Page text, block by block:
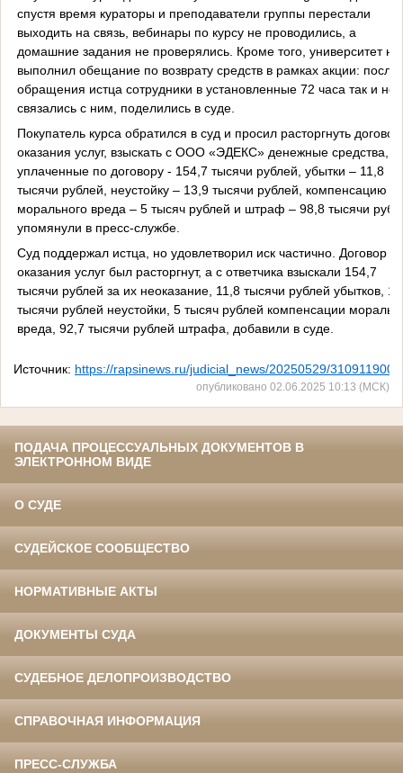
спустя время кураторы и преподаватели группы перестали
выходить на связь, вебинары по курсу не проводились, а
домашние задания не проверялись. Кроме того, университет не
выполнил обещание по возврату средств в рамках акции: после
обращения истца сотрудники в установленные 72 часа так и не
связались с ним, поделились в суде.
Покупатель курса обратился в суд и просил расторгнуть договор
оказания услуг, взыскать с ООО «ЭДЕКС» денежные средства,
уплаченные по договору - 154,7 тысячи рублей, убытки – 11,8
тысячи рублей, неустойку – 13,9 тысячи рублей, компенсацию
морального вреда – 5 тысяч рублей и штраф – 98,8 тысячи
упомянули в пресс-службе.
Суд поддержал истца, но удовлетворил иск частично. Договор
оказания услуг был расторгнут, а с ответчика взыскали 154,7
тысячи рублей за их неоказание, 11,8 тысячи рублей убытков,
тысячи рублей неустойки, 5 тысяч рублей компенсации
вреда, 92,7 тысячи рублей штрафа, добавили в суде.
Источник: https://rapsinews.ru/judicial_news/20250529/
опубликовано 02.06.2025 10:13 (МСК)
ПОДАЧА ПРОЦЕССУАЛЬНЫХ ДОКУМЕНТОВ В
ЭЛЕКТРОННОМ ВИДЕ
О СУДЕ
СУДЕЙСКОЕ СООБЩЕСТВО
НОРМАТИВНЫЕ АКТЫ
ДОКУМЕНТЫ СУДА
СУДЕБНОЕ ДЕЛОПРОИЗВОДСТВО
СПРАВОЧНАЯ ИНФОРМАЦИЯ
ПРЕСС-СЛУЖБА